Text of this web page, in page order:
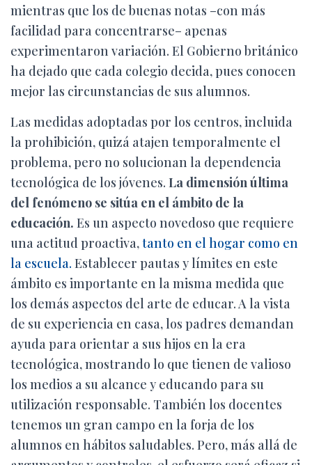
mientras que los de buenas notas –con más
facilidad para concentrarse– apenas
experimentaron variación. El Gobierno británico
ha dejado que cada colegio decida, pues conocen
mejor las circunstancias de sus alumnos.
Las medidas adoptadas por los centros, incluida
la prohibición, quizá atajen temporalmente el
problema, pero no solucionan la dependencia
tecnológica de los jóvenes. La dimensión última
del fenómeno se sitúa en el ámbito de la
educación. Es un aspecto novedoso que requiere
una actitud proactiva,tanto en el hogar como en
la escuela. Establecer pautas y límites en este
ámbito es importante en la misma medida que
los demás aspectos del arte de educar. A la vista
de su experiencia en casa, los padres demandan
ayuda para orientar a sus hijos en la era
tecnológica, mostrando lo que tienen de valioso
los medios a su alcance y educando para su
utilización responsable. También los docentes
tenemos un gran campo en la forja de los
alumnos en hábitos saludables. Pero, más allá de